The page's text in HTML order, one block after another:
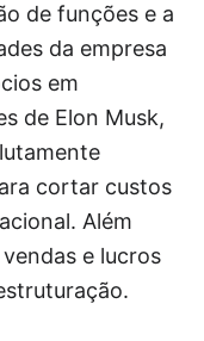
de funções e a
da empresa
em
de Elon Musk,
cortar custos
Além
e lucros